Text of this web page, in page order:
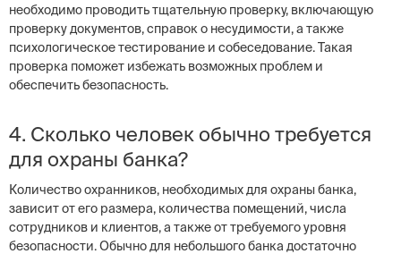
необходимо проводить тщательную проверку, включающую
проверку документов, справок о несудимости, а также
психологическое тестирование и собеседование. Такая
проверка поможет избежать возможных проблем и
обеспечить безопасность.
4. Сколько человек обычно требуется
для охраны банка?
Количество охранников, необходимых для охраны банка,
зависит от его размера, количества помещений, числа
сотрудников и клиентов, а также от требуемого уровня
безопасности. Обычно для небольшого банка достаточно